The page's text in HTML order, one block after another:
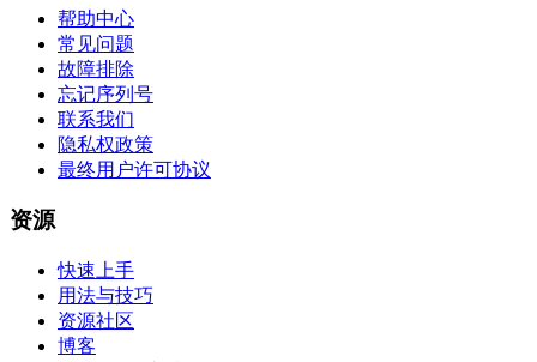
帮助中心
常见问题
故障排除
忘记序列号
联系我们
隐私权政策
最终用户许可协议
资源
快速上手
用法与技巧
资源社区
博客